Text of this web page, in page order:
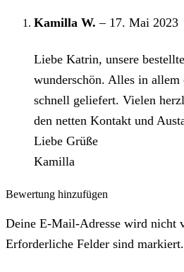
Kamilla W.– 17. Mai 2023
Liebe Katrin, unsere
wunderschön. Alles in allem
schnell geliefert. Vielen
den netten Kontakt und
Liebe Grüße
Kamilla
Bewertung hinzufügen
Deine E-Mail-Adresse wird nicht
Erforderliche Felder sind markiert.